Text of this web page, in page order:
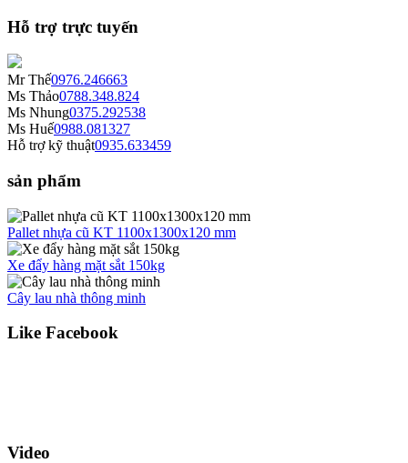
Hỗ trợ trực tuyến
Mr Thế0976.246663
Ms Thảo0788.348.824
Ms Nhung0375.292538
Ms Huế0988.081327
Hỗ trợ kỹ thuật0935.633459
sản phẩm
Pallet nhựa cũ KT 1100x1300x120 mm
Xe đẩy hàng mặt sắt 150kg
Cây lau nhà thông minh
Like Facebook
Video